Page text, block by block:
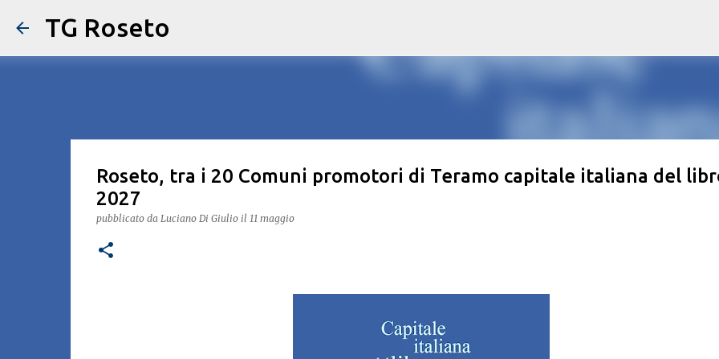
TG Roseto
Roseto, tra i 20 Comuni promotori di Teramo capitale italiana del
2027
pubblicato da Luciano Di Giulio il 11 maggio